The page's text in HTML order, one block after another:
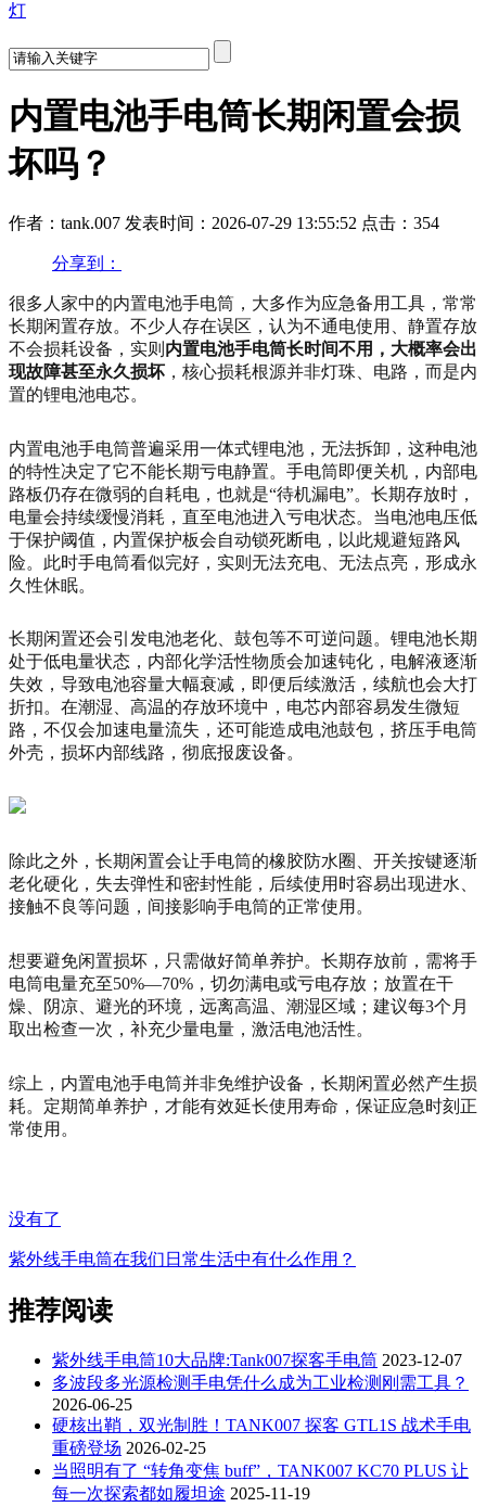
灯
内置电池手电筒长期闲置会损
坏吗？
作者：tank.007 发表时间：2026-07-29 13:55:52 点击：354
分享到：
很多人家中的内置电池手电筒，大多作为应急备用工具，常常
长期闲置存放。不少人存在误区，认为不通电使用、静置存放
不会损耗设备，实则 内置电池手电筒长时间不用，大概率会出
现故障甚至永久损坏 ，核心损耗根源并非灯珠、电路，而是内
置的锂电池电芯。
内置电池手电筒普遍采用一体式锂电池，无法拆卸，这种电池
的特性决定了它不能长期亏电静置。手电筒即便关机，内部电
路板仍存在微弱的自耗电，也就是“待机漏电”。长期存放时，
电量会持续缓慢消耗，直至电池进入亏电状态。当电池电压低
于保护阈值，内置保护板会自动锁死断电，以此规避短路风
险。此时手电筒看似完好，实则无法充电、无法点亮，形成永
久性休眠。
长期闲置还会引发电池老化、鼓包等不可逆问题。锂电池长期
处于低电量状态，内部化学活性物质会加速钝化，电解液逐渐
失效，导致电池容量大幅衰减，即便后续激活，续航也会大打
折扣。在潮湿、高温的存放环境中，电芯内部容易发生微短
路，不仅会加速电量流失，还可能造成电池鼓包，挤压手电筒
外壳，损坏内部线路，彻底报废设备。
除此之外，长期闲置会让手电筒的橡胶防水圈、开关按键逐渐
老化硬化，失去弹性和密封性能，后续使用时容易出现进水、
接触不良等问题，间接影响手电筒的正常使用。
想要避免闲置损坏，只需做好简单养护。长期存放前，需将手
电筒电量充至50%—70%，切勿满电或亏电存放；放置在干
燥、阴凉、避光的环境，远离高温、潮湿区域；建议每3个月
取出检查一次，补充少量电量，激活电池活性。
综上，内置电池手电筒并非免维护设备，长期闲置必然产生损
耗。定期简单养护，才能有效延长使用寿命，保证应急时刻正
常使用。
没有了
紫外线手电筒在我们日常生活中有什么作用？
推荐阅读
紫外线手电筒10大品牌:Tank007探客手电筒 2023-12-07
多波段多光源检测手电凭什么成为工业检测刚需工具？
2026-06-25
硬核出鞘，双光制胜！TANK007 探客 GTL1S 战术手电
重磅登场 2026-02-25
当照明有了 “转角变焦 buff”，TANK007 KC70 PLUS 让
每一次探索都如履坦途 2025-11-19